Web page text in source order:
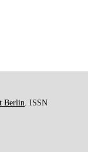
Berlin . ISSN